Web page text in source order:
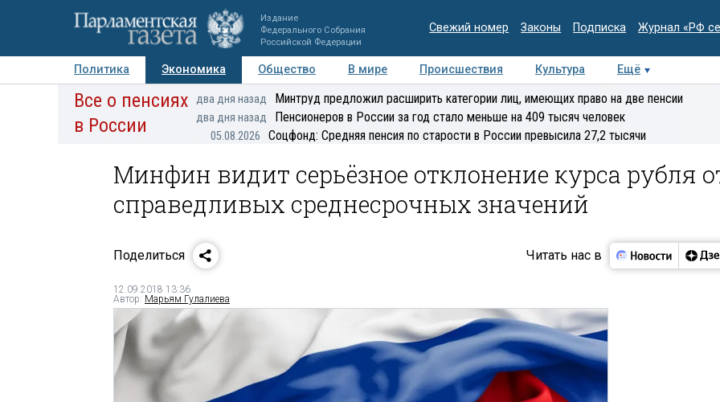
Издание
Федерального Собрания
Российской Федерации
Свежий номер Законы Подписка Журнал «РФ
Политика Экономика Общество В мире Происшествия Культура
Ещё
Авторы Персоны Мнения Регионы Медиацентр Интервью Колумнисты
Все о пенсиях
в России
два дня назад Минтруд предложил расширить категории лиц, имеющих право на две пенсии
два дня назад Пенсионеров в России за год стало меньше на 409 тысяч человек
05.08.2026 Соцфонд: Средняя пенсия по старости в России превысила 27,2 тысячи
Минфин видит серьёзное отклонение курса рубля
справедливых среднесрочных значений
Поделиться Читать нас в
12.09.2018 13:36
Автор: Марьям Гулалиева